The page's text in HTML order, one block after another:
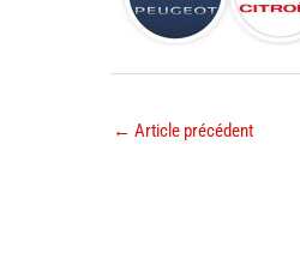
← Article précédent